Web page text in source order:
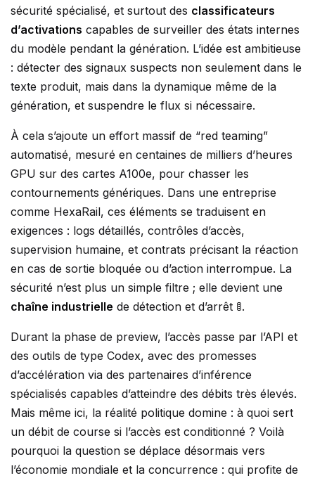
sécurité spécialisé, et surtout des classificateurs
d’activations capables de surveiller des états internes
du modèle pendant la génération. L’idée est ambitieuse
: détecter des signaux suspects non seulement dans le
texte produit, mais dans la dynamique même de la
génération, et suspendre le flux si nécessaire.
À cela s’ajoute un effort massif de “red teaming”
automatisé, mesuré en centaines de milliers d’heures
GPU sur des cartes A100e, pour chasser les
contournements génériques. Dans une entreprise
comme HexaRail, ces éléments se traduisent en
exigences : logs détaillés, contrôles d’accès,
supervision humaine, et contrats précisant la réaction
en cas de sortie bloquée ou d’action interrompue. La
sécurité n’est plus un simple filtre ; elle devient une
chaîne industrielle de détection et d’arrêt 🚦.
Durant la phase de preview, l’accès passe par l’API et
des outils de type Codex, avec des promesses
d’accélération via des partenaires d’inférence
spécialisés capables d’atteindre des débits très élevés.
Mais même ici, la réalité politique domine : à quoi sert
un débit de course si l’accès est conditionné ? Voilà
pourquoi la question se déplace désormais vers
l’économie mondiale et la concurrence : qui profite de